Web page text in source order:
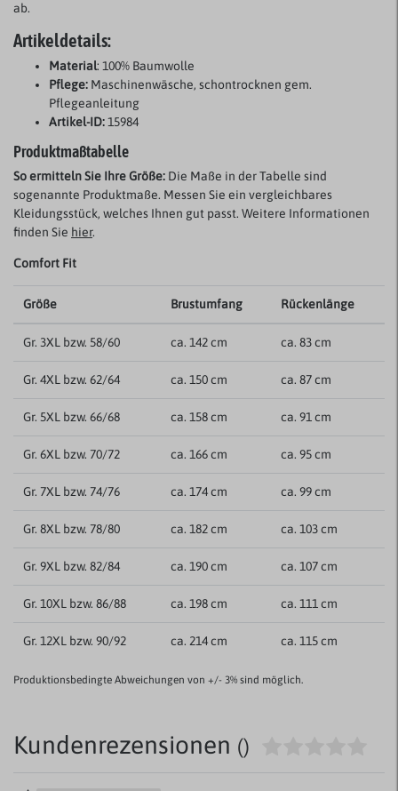
ab.
Artikeldetails:
Material: 100% Baumwolle
Pflege: Maschinenwäsche, schontrocknen gem.
Pflegeanleitung
Artikel-ID:15984
Produktmaßtabelle
So ermitteln Sie Ihre Größe: Die Maße in der Tabelle sind
sogenannte Produktmaße. Messen Sie ein vergleichbares
Kleidungsstück, welches Ihnen gut passt. Weitere Informationen
finden Sie hier.
Comfort Fit
Größe Brustumfang Rückenlänge
Gr. 3XL bzw. 58/60 ca. 142 cm ca. 83 cm
Gr. 4XL bzw. 62/64 ca. 150 cm ca. 87 cm
Gr. 5XL bzw. 66/68 ca. 158 cm ca. 91 cm
Gr. 6XL bzw. 70/72 ca. 166 cm ca. 95 cm
Gr. 7XL bzw. 74/76 ca. 174 cm ca. 99 cm
Gr. 8XL bzw. 78/80 ca. 182 cm ca. 103 cm
Gr. 9XL bzw. 82/84 ca. 190 cm ca. 107 cm
Gr. 10XL bzw. 86/88 ca. 198 cm ca. 111 cm
Gr. 12XL bzw. 90/92 ca. 214 cm ca. 115 cm
Produktionsbedingte Abweichungen von +/- 3% sind möglich.
Kundenrezensionen ()